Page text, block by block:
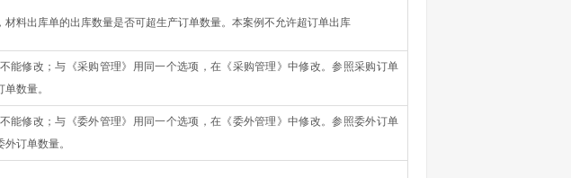
料出库单的出库数量是否可超生产订单数量。本案例不允许超订单出库
能修改；与《采购管理》用同一个选项，在《采购管理》中修改。参照采购订单
数量。
能修改；与《委外管理》用同一个选项，在《委外管理》中修改。参照委外订单
订单数量。